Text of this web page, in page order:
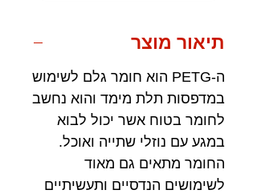
תיאור מוצר
ה-PETG הוא חומר גלם לשימוש
במדפסות תלת מימד והוא נחשב
לחומר בטוח אשר יכול לבוא
במגע עם נוזלי שתייה ואוכל.
החומר מתאים גם מאוד
לשימושים הנדסיים ותעשיתיים